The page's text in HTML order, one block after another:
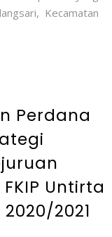
Kecamatan
Perdana
FKIP Untirta
2021